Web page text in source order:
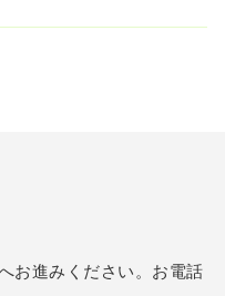
お進みください。お電話